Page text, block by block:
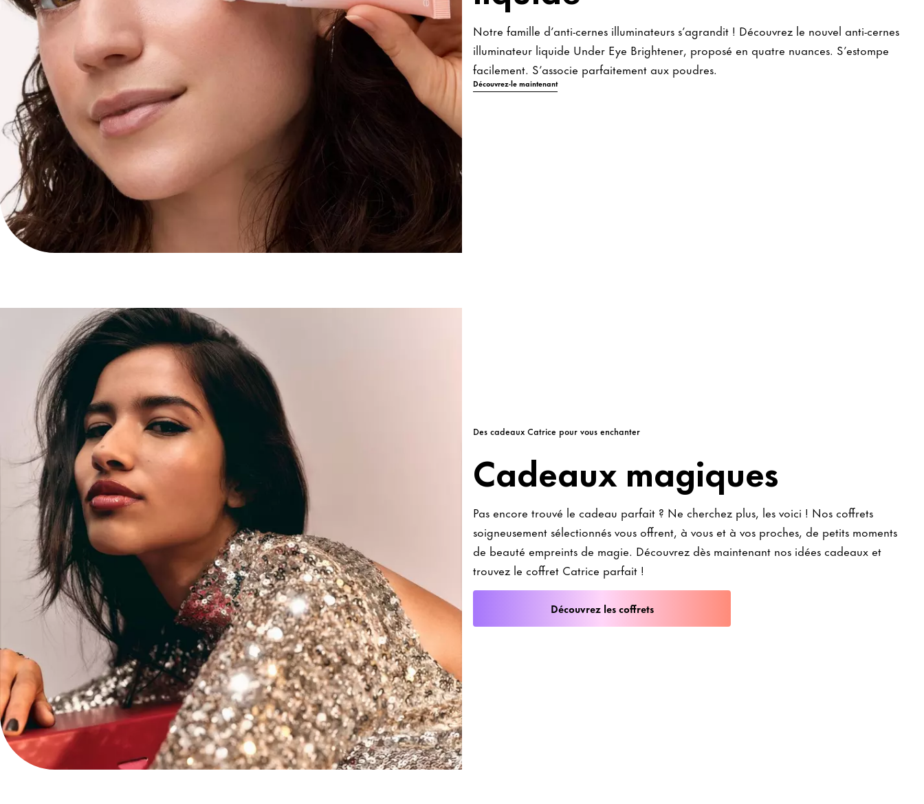
Notre famille d’anti-cernes illuminateurs s’agrandit ! Découvrez le nouvel anti-cernes
illuminateur liquide Under Eye Brightener, proposé en quatre nuances. S’estompe
facilement. S’associe parfaitement aux poudres.
Découvrez-le maintenant
Des cadeaux Catrice pour vous enchanter
Cadeaux magiques
Pas encore trouvé le cadeau parfait ? Ne cherchez plus, les voici ! Nos coffrets
soigneusement sélectionnés vous offrent, à vous et à vos proches, de petits moments
de beauté empreints de magie. Découvrez dès maintenant nos idées cadeaux et
trouvez le coffret Catrice parfait !
Découvrez les coffrets